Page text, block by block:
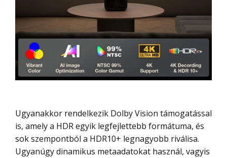
Ugyanakkor rendelkezik Dolby Vision támogatással
is, amely a HDR egyik legfejlettebb formátuma, és
sok szempontból a HDR10+ legnagyobb riválisa.
Ugyanúgy dinamikus metaadatokat használ, vagyis